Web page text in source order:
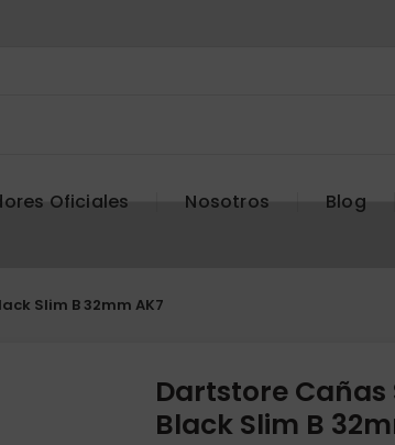
Oficiales Nosotros Blog
Slim B 32mm AK7
Dartstore Cañas
Black Slim B